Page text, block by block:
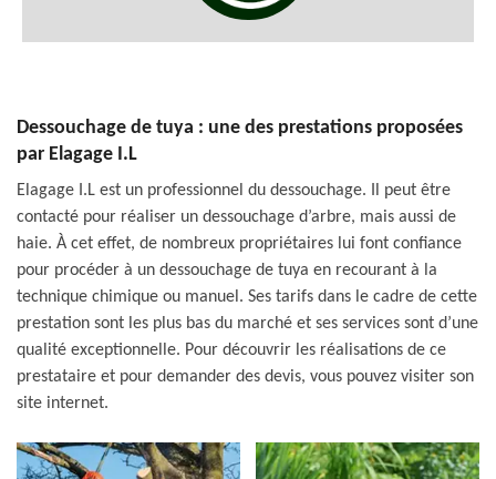
Dessouchage de tuya : une des prestations proposées
par Elagage I.L
Elagage I.L est un professionnel du dessouchage. Il peut être
contacté pour réaliser un dessouchage d’arbre, mais aussi de
haie. À cet effet, de nombreux propriétaires lui font confiance
pour procéder à un dessouchage de tuya en recourant à la
technique chimique ou manuel. Ses tarifs dans le cadre de cette
prestation sont les plus bas du marché et ses services sont d’une
qualité exceptionnelle. Pour découvrir les réalisations de ce
prestataire et pour demander des devis, vous pouvez visiter son
site internet.